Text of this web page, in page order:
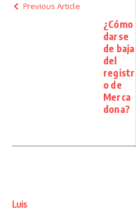
Previous Article
¿Cómo
darse
de baja
del
registr
o de
Merca
dona?
Luis